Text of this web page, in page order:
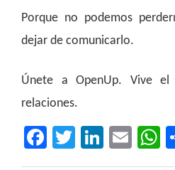
Porque no podemos
dejar de comunicarlo.
Únete a OpenUp. Vive
relaciones.
Facebook
Twitter